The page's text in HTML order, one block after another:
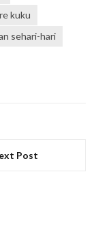
kuku
sehari-hari
Post